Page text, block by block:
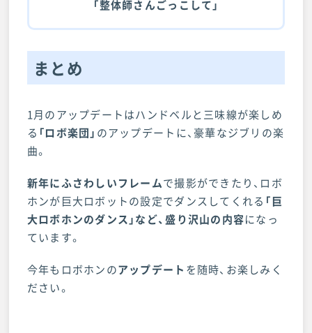
「整体師さんごっこして」
まとめ
1月のアップデートはハンドベルと三味線が楽しめ
る 「ロボ楽団」 のアップデートに、豪華なジブリの楽
曲。
新年にふさわしいフレームで撮影ができたり、ロボ
ホンが巨大ロボットの設定でダンスしてくれる 「巨
大ロボホンのダンス」など、盛り沢山の内容になっ
ています。
今年もロボホンのアップデート を随時、お楽しみく
ださい。